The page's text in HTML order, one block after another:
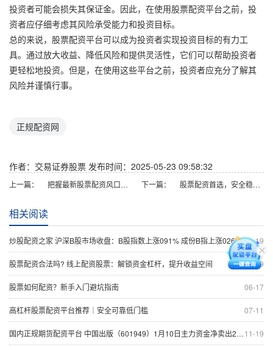
投资者可能会损失其保证金。因此，在使用股票配资平台之前，投
资者应仔细考虑其风险承受能力和投资目标。
总的来说，股票配资平台可以成为投资者实现投资目标的有力工
具。通过放大收益、降低风险和提供灵活性，它们可以帮助投资者
更轻松地投资。但是，在使用这些平台之前，投资者应充分了解其
风险并谨慎行事。
正规配资网
作者：交易证券股票 发布时间：2025-05-23 09:58:32
上一篇： 把握最新股票配资风口，开启财富新征程 下一篇： 股票配资首选，安全稳健，收益可观
相关阅读
11-19
炒股配资之家 沪深B股市场收盘：B股指数上涨091% 成份B指上涨026%
11-19
股票配资合法吗? 线上配资股票：解锁资金杠杆，提升收益空间
06-17
股票如何配资？新手入门避坑指南
07-11
高杠杆股票配资平台推荐｜安全可靠低门槛
11-19
国内正规期货配资平台 中国出版（601949）1月10日主力资金净卖出201185万元